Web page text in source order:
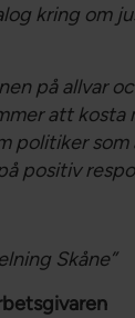
kring om
på allvar
att kosta
politiker
positiv
Skåne”